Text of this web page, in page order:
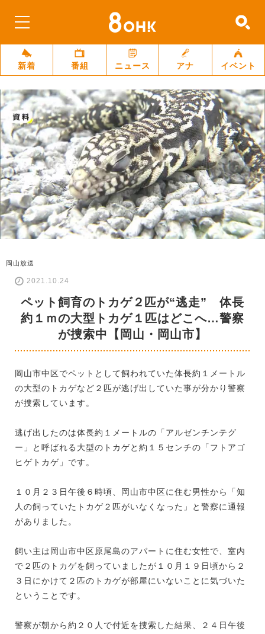
新着 番組 ニュース アナ イベント
岡山放送
2021.10.24
ペット飼育のトカゲ２匹が“逃走” 体長
約１ｍの大型トカゲ１匹はどこへ…警察
が捜索中【岡山・岡山市】
岡山市中区でペットとして飼われていた体長約１メートル
の大型のトカゲなど２匹が逃げ出していた事が分かり警察
が捜索しています。
逃げ出したのは体長約１メートルの「アルゼンチンテグ
ー」と呼ばれる大型のトカゲと約１５センチの「フトアゴ
ヒゲトカゲ」です。
１０月２３日午後６時頃、岡山市中区に住む男性から「知
人の飼っていたトカゲ２匹がいなくなった」と警察に通報
がありました。
飼い主は岡山市中区原尾島のアパートに住む女性で、室内
で２匹のトカゲを飼っていましたが１０月１９日頃から２
３日にかけて２匹のトカゲが部屋にいないことに気づいた
ということです。
警察が朝から約２０人で付近を捜索した結果、２４日午後